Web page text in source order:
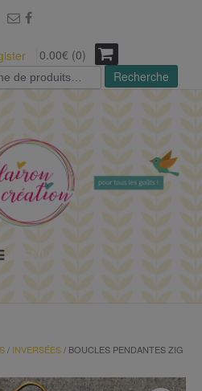
0.00€ (0)
Recherche
/ INVERSÉES/ BOUCLES PENDANTES ZIG